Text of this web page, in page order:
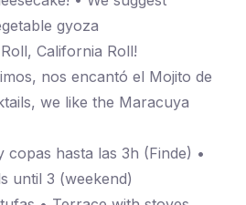
gyoza
California Roll!
nos encantó el Mojito de
we like the Maracuya
copas hasta las 3h (Finde) •
until 3 (weekend)